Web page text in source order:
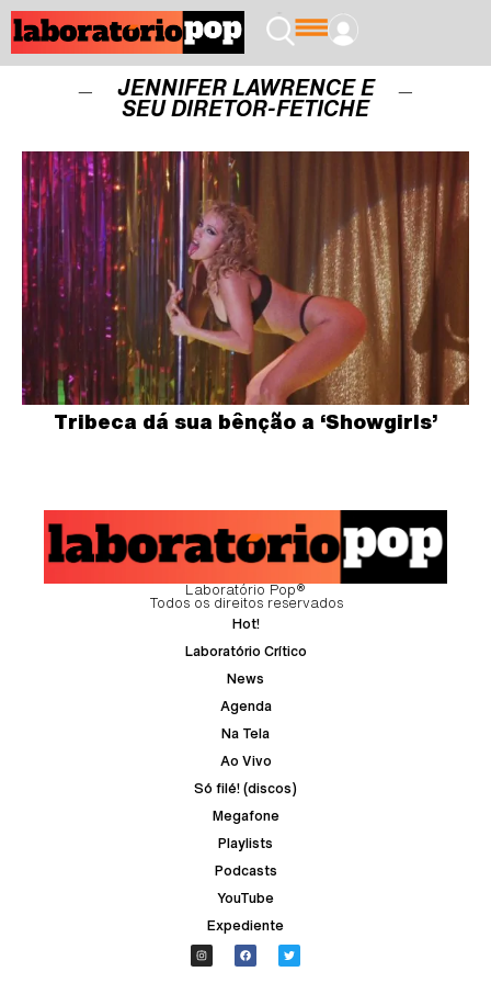
JENNIFER LAWRENCE E
SEU DIRETOR-FETICHE
Tribeca dá sua bênção a ‘Showgirls’
Laboratório Pop®
Todos os direitos reservados
Hot!
Laboratório Crítico
News
Agenda
Na Tela
Ao Vivo
Só filé! (discos)
Megafone
Playlists
Podcasts
YouTube
Expediente